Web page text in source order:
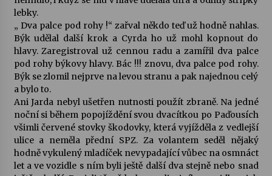
lebky.
„ Dva palce pod rohy !“ zařval někdo teď už hodně nahlas.
Býk udělal další krok a Cyrda ho už mohl kopnout do
hlavy. Zaregistroval už cennou radu a zamířil dva palce
pod rohy býkovy hlavy. Bác !!! znovu, dva palce pod rohy.
Býk se zlomil nejprve na levou stranu a pak najednou celý
a bylo to.
Ani Jarda nebyl ušetřen nutnosti použít zbraně. Na jedné
noční si během popojíždění svou dvacítkou po Paďousích
všimli červené stovky škodovky, která vyjížděla z vedlejší
ulice a neměla přední SPZ. Za volantem seděl nějaký
hodně vykulený mladíček nevypadající vůbec na osmnáct
let a ve vozidle s ním byli ještě další dva stejně nebo snad